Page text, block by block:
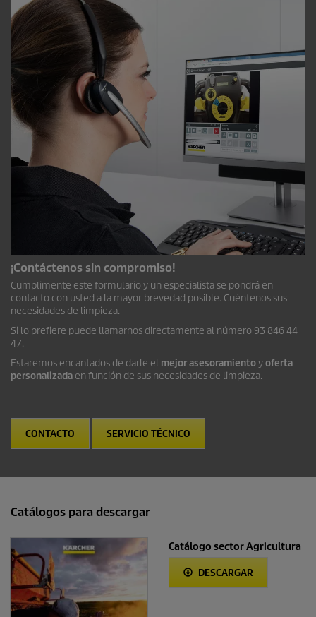
¡Contáctenos sin compromiso!
Cumplimente este formulario y un especialista se pondrá en
contacto con usted a la mayor brevedad posible. Cuéntenos sus
necesidades de limpieza.
Si lo prefiere puede llamarnos directamente al número 93 846 44
47.
Estaremos encantados de darle el mejor asesoramientoyoferta
personalizada en función de sus necesidades de limpieza.
CONTACTO SERVICIO TÉCNICO
Catálogos para descargar
Catálogo sector Agricultura
DESCARGAR